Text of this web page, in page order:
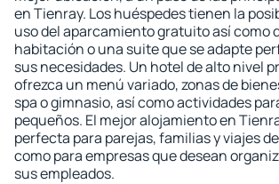
en Tienray. Los huéspedes tienen la
uso del aparcamiento gratuito así como
habitación o una suite que se adapte
sus necesidades. Un hotel de alto nivel
ofrezca un menú variado, zonas de
spa o gimnasio, así como actividades
pequeños. El mejor alojamiento en
perfecta para parejas, familias y viajes
como para empresas que desean
sus empleados.